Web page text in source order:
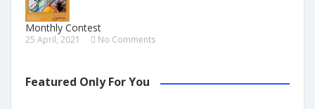
Monthly Contest
25 April, 2021 No Comments
Featured Only For You